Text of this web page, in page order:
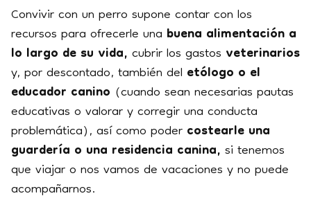
Convivir con un perro supone contar con los
recursos para ofrecerle unabuena alimentación a
lo largo de su vida,cubrir los gastosveterinarios
y, por descontado, también deletólogo o el
educador canino (cuando sean necesarias pautas
educativas o valorar y corregir una conducta
problemática), así como podercostearle una
guardería o una residencia canina,si tenemos
que viajar o nos vamos de vacaciones y no puede
acompañarnos.